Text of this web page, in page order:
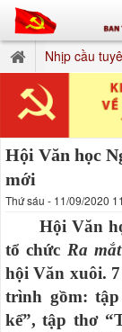
Nhịp cầu
Hội Văn học
mới
Thứ sáu - 11/09/2020
Hội Văn
tổ chức Ra
hội Văn xuôi.
trình gồm:
kể”, tập thơ